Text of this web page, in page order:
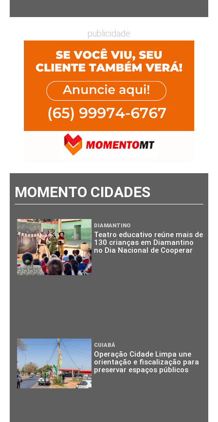
publicidade
MOMENTO CIDADES
DIAMANTINO
Teatro educativo reúne mais de
130 crianças em Diamantino
no Dia Nacional de Cooperar
CUIABÁ
Operação Cidade Limpa une
orientação e fiscalização para
preservar espaços públicos